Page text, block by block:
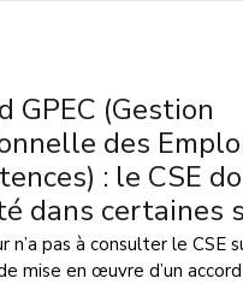
GPEC (Gestion
des
: le CSE
dans certaines
n’a pas à consulter le CSE
mise en œuvre d’un accord